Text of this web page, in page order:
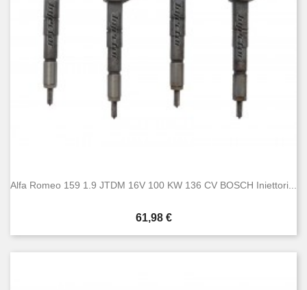
Alfa Romeo 159 1.9 JTDM 16V 100 KW 136 CV BOSCH Iniettori...
Prezzo
61,98 €